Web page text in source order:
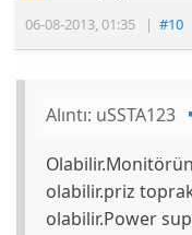
06-08-2013,01:35 |#10
Alıntı: uSSTA123
olabilir.priz
olabilir.Power